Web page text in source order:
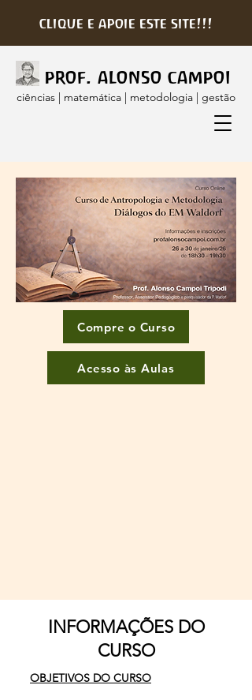
clique e apoie este site!!!
prof. alonso campoi
ciências | matemática | metodologia | gestão
Compre o Curso
Acesso às Aulas
INFORMAÇÕES DO
CURSO
​OBJETIVOS DO CURSO